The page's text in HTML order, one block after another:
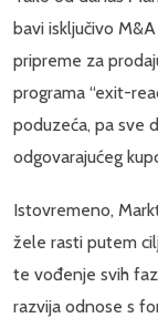
bavi isključivo
pripreme za
programa “exit-
poduzeća, pa sve
odgovarajućeg
Istovremeno,
žele rasti putem
te vođenje svih
razvija odnose s